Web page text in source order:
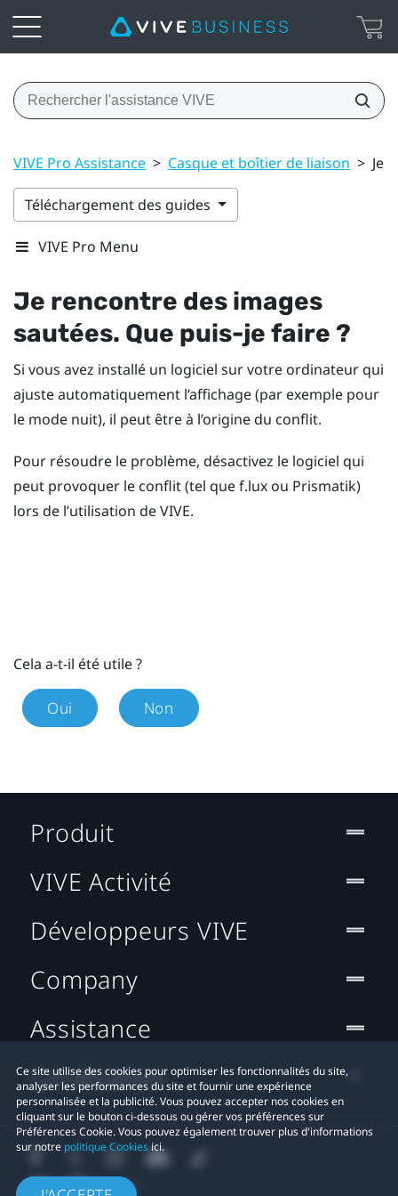
VIVE Pro Assistance > Casque et boîtier de liaison > Je
Téléchargement des guides
VIVE Pro Menu
Je rencontre des images
sautées. Que puis-je faire ?
Si vous avez installé un logiciel sur votre ordinateur qui
ajuste automatiquement l’affichage (par exemple pour
le mode nuit), il peut être à l’origine du conflit.
Pour résoudre le problème, désactivez le logiciel qui
peut provoquer le conflit (tel quef.lux ou Prismatik)
lors de l’utilisation deVIVE.
Cela a-t-il été utile ?
Oui Non
Ce site utilise des cookies pour optimiser les fonctionnalités du site,
analyser les performances du site et fournir une expérience
personnalisée et la publicité. Vous pouvez accepter nos cookies en
cliquant sur le bouton ci-dessous ou gérer vos préférences sur
Préférences Cookie. Vous pouvez également trouver plus d'informations
sur notre politique Cookiesici.
Produit
VIVE Activité
Développeurs VIVE
Company
Assistance
Localisation